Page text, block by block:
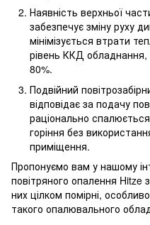
Наявність верхньої
забезпечує зміну руху
мінімізується втрати
рівень ККД обладнання,
80%.
Подвійний
відповідає за подачу
раціонально
горіння без
приміщення.
Пропонуємо вам у нашому
повітряного опалення
них цілком помірні,
такого опалювального